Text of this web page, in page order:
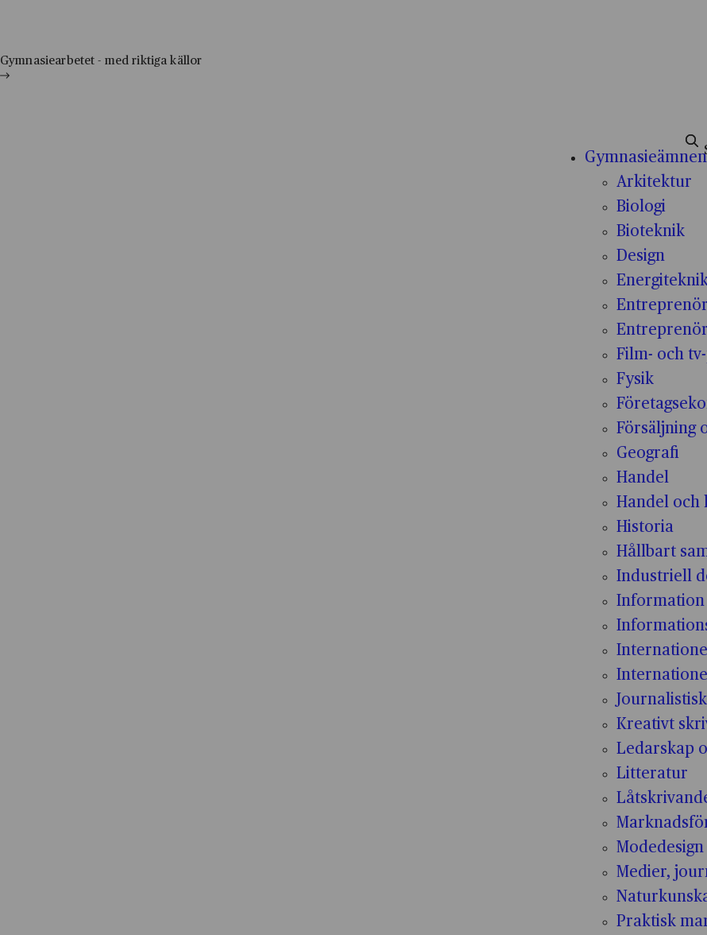
Gymnasiearbetet - med riktiga källor
Gymnasieämnen
Arkitektur
Biologi
Bioteknik
Design
Film- och
Fysik
Försäljning
Geografi
Handel
Handel och
Historia
Hållbart
Industriell
Kreativt
Ledarskap
Litteratur
Medier,
Praktisk